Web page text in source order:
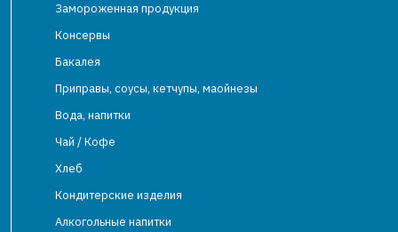
Замороженная продукция
Консервы
Бакалея
Приправы, соусы, кетчупы, маойнезы
Вода, напитки
Чай / Кофе
Хлеб
Кондитерские изделия
Алкогольные напитки